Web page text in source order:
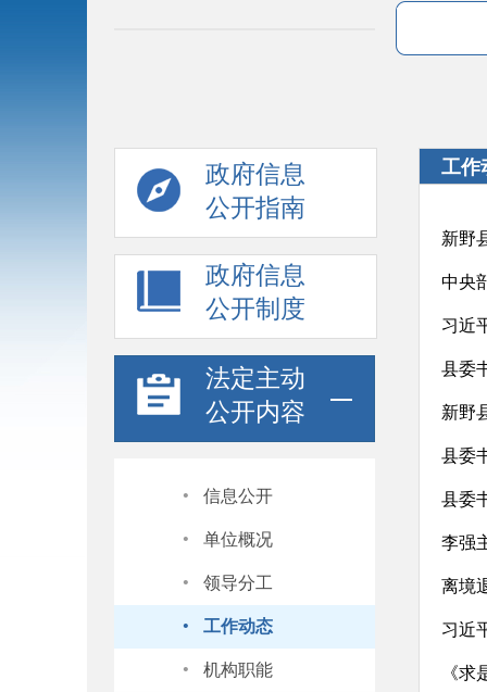
政府信息
公开指南
政府信息
公开制度
法定主动
公开内容
· 信息公开
· 单位概况
· 领导分工
· 工作动态
· 机构职能
工作
新野
中央
习近
县委
新野
县委
县委
李强
离境
习近
《